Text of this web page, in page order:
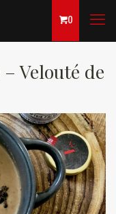
0
Velouté de